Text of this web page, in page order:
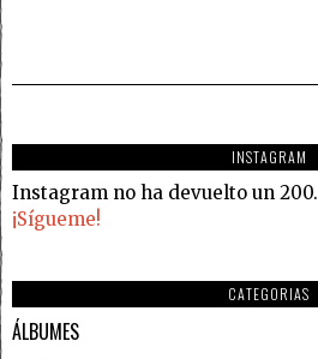
INSTAGRAM
Instagram no ha devuelto un 200.
¡Sígueme!
CATEGORIAS
ÁLBUMES